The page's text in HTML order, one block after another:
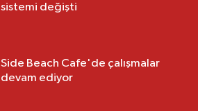
sistemi değişti
Side Beach Cafe'de çalışmalar
devam ediyor